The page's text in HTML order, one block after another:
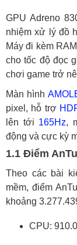
GPU Adreno
nhiệm xử lý đồ
Máy đi kèm
cho tốc độ đọc
chơi game trở
Màn hình
pixel, hỗ trợ
lên tới 165Hz,
động và cực kỳ
1.1 Điểm
Theo các bài
mềm, điểm
khoảng
CPU: